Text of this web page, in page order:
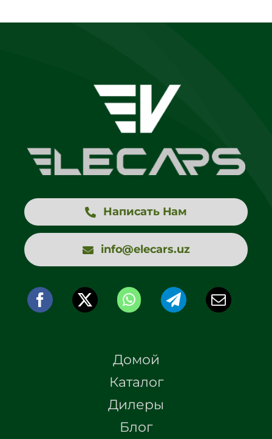
Написать Нам
info@elecars.uz
Домой
Каталог
Дилеры
Блог